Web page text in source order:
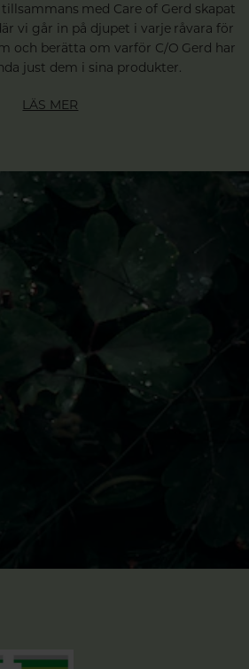
med Care of Gerd skapat
vi går in på djupet i varje råvara för
och berätta om varför C/O Gerd har
just dem i sina produkter.
LÄS MER